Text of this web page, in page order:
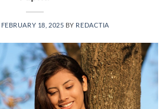
FEBRUARY 18, 2025 BY REDACTIA